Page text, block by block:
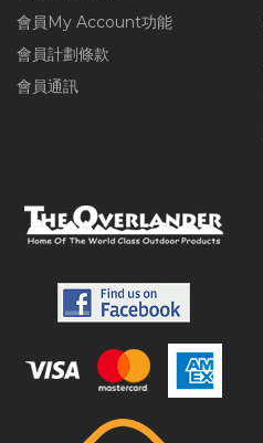
會員My Account功能
會員計劃條款
會員通訊